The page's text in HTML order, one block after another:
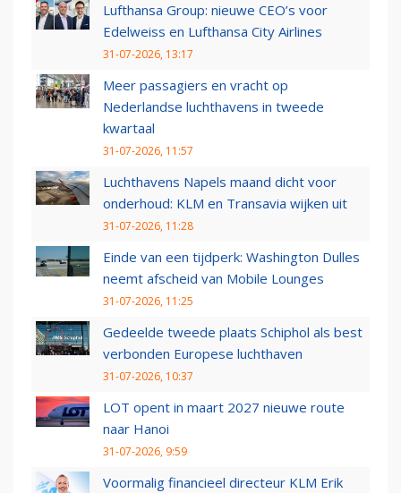
Lufthansa Group: nieuwe CEO’s voor
Edelweiss en Lufthansa City Airlines
31-07-2026, 13:17
Meer passagiers en vracht op
Nederlandse luchthavens in tweede
kwartaal
31-07-2026, 11:57
Luchthavens Napels maand dicht voor
onderhoud: KLM en Transavia wijken uit
31-07-2026, 11:28
Einde van een tijdperk: Washington Dulles
neemt afscheid van Mobile Lounges
31-07-2026, 11:25
Gedeelde tweede plaats Schiphol als best
verbonden Europese luchthaven
31-07-2026, 10:37
LOT opent in maart 2027 nieuwe route
naar Hanoi
31-07-2026, 9:59
Voormalig financieel directeur KLM Erik